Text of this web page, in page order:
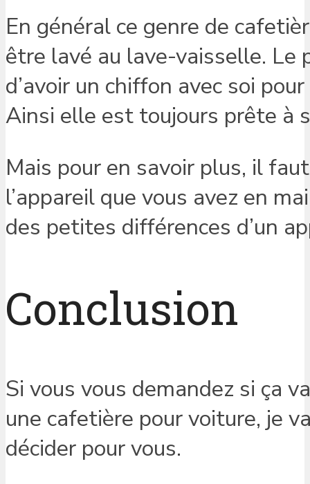
En général ce genre de
être lavé au lave-vaisselle. Le
d’avoir un chiffon avec soi
Ainsi elle est toujours prête à
Mais pour en savoir plus, il
l’appareil que vous avez en
des petites différences d’un
Conclusion
Si vous vous demandez si ça
une cafetière pour voiture, je
décider pour vous.